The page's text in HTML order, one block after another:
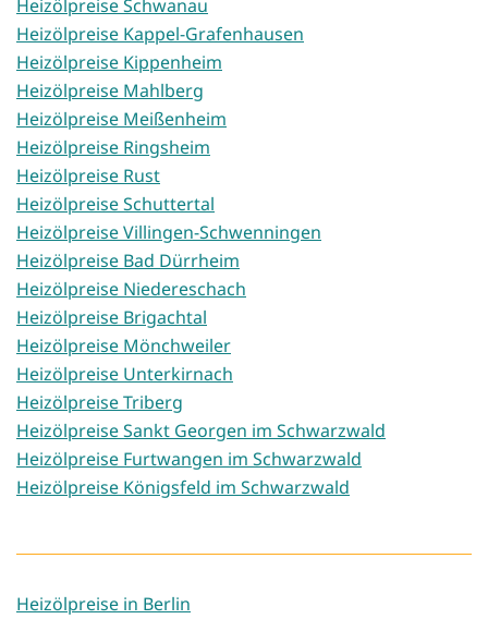
Heizölpreise Schwanau
Heizölpreise Kappel-Grafenhausen
Heizölpreise Kippenheim
Heizölpreise Mahlberg
Heizölpreise Meißenheim
Heizölpreise Ringsheim
Heizölpreise Rust
Heizölpreise Schuttertal
Heizölpreise Villingen-Schwenningen
Heizölpreise Bad Dürrheim
Heizölpreise Niedereschach
Heizölpreise Brigachtal
Heizölpreise Mönchweiler
Heizölpreise Unterkirnach
Heizölpreise Triberg
Heizölpreise Sankt Georgen im Schwarzwald
Heizölpreise Furtwangen im Schwarzwald
Heizölpreise Königsfeld im Schwarzwald
Heizölpreise in Berlin